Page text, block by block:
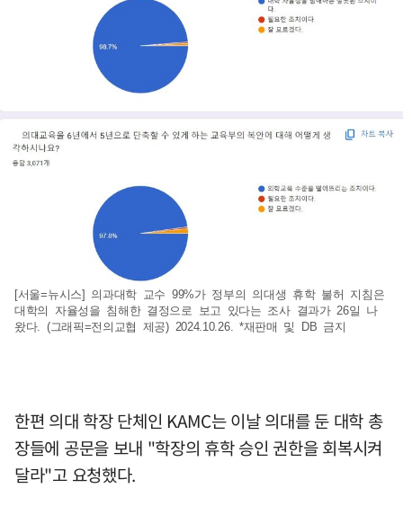
[서울=뉴시스] 의과대학 교수 99%가 정부의 의대생 휴학 불허 지침은
대학의 자율성을 침해한 결정으로 보고 있다는 조사 결과가 26일 나
왔다. (그래픽=전의교협 제공) 2024.10.26. *재판매 및 DB 금지
한편 의대 학장 단체인 KAMC는 이날 의대를 둔 대학 총
장들에 공문을 보내 "학장의 휴학 승인 권한을 회복시켜
달라"고 요청했다.